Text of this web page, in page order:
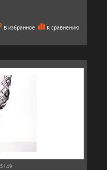
В избранное К сравнению